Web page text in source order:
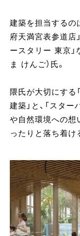
建築を担当するの
府天満宮表参道店
ースタリー 東京」
ま けんご）氏。
隈氏が大切にする
建築」と、「スタ
や自然環境への想
ったりと落ち着け